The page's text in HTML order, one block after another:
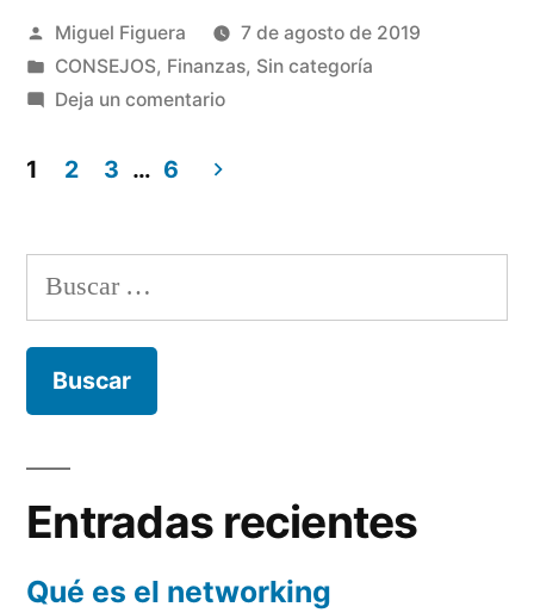
la
que
nuestros
Publicado
por
Miguel Figuera
7 de agosto de 2019
Publicado
en
CONSEJOS, Finanzas, Sin categoría
Deja un comentarioen
de
entradas
1 2 3 … 6
Buscar:
Entradas recientes
Qué es el networking